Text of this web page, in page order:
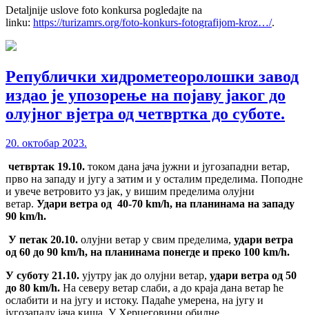
Detaljnije uslove foto konkursa pogledajte na
linku: https://turizamrs.org/foto-konkurs-fotografijom-kroz…/.
Републички хидрометеоролошки завод
издао је упозорење на појаву јаког до
олујног вјетра од четвртка до суботе.
20. октобар 2023.
четвртак 19.10. током дана јача јужни и југозападни ветар,
прво на западу и југу а затим и у осталим пределима. Поподне
и увече ветровито уз јак, у вишим пределима олујни
ветар. Удари ветра од 40-70 km/h, на планинама на западу
90 km/h.
У петак 20.10. олујни ветар у свим пределима, удари ветра
од 60 до 90 km/h, на планинама понегде и преко 100 km/h.
У суботу 21.10. ујутру јак до олујни ветар, удари ветра од 50
до 80 km/h. На северу ветар слаби, а до краја дана ветар ће
ослабити и на југу и истоку. Падаће умерена, на југу и
југозападу јача киша. У Херцеговини обилне